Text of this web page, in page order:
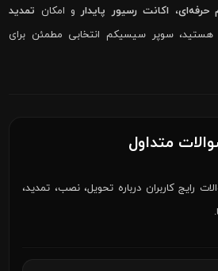
، اکانت رسیور پایدارو امکان تمدید
سوپر سیسیکم انتخابی مطمئن برای
متداول
رایج کاربران درباره تحویل، نصب، تمدید،